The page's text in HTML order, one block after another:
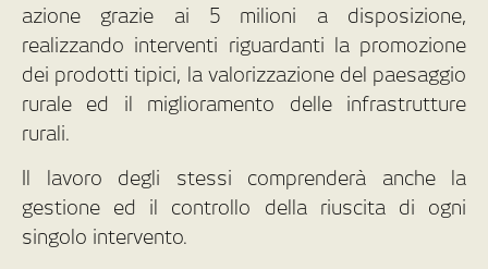
azione grazie ai 5 milioni a disposizione,
realizzando interventi riguardanti la promozione
dei prodotti tipici, la valorizzazione del paesaggio
rurale ed il miglioramento delle infrastrutture
rurali.
Il lavoro degli stessi comprenderà anche la
gestione ed il controllo della riuscita di ogni
singolo intervento.